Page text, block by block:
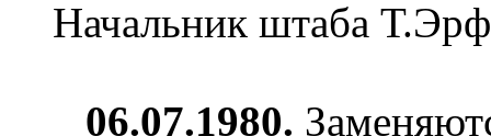
Начальник штаба
06.07.1980.